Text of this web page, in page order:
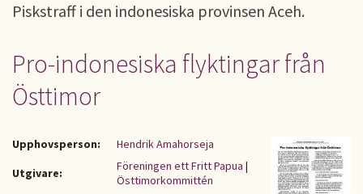
Piskstraff i den indonesiska provinsen Aceh.
Pro-indonesiska flyktingar från
Östtimor
Upphovsperson:
Hendrik Amahorseja
Utgivare:
Föreningen ett Fritt Papua |
Östtimorkommittén